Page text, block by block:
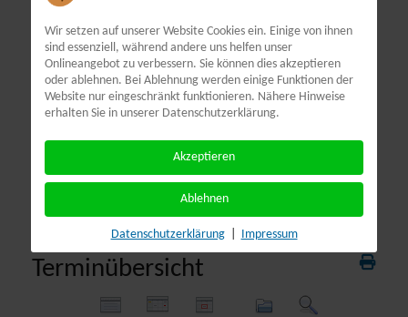
Terminübersicht
Wir setzen auf unserer Website Cookies ein. Einige von ihnen
sind essenziell, während andere uns helfen unser
Onlineangebot zu verbessern. Sie können dies akzeptieren
oder ablehnen. Bei Ablehnung werden einige Funktionen der
Website nur eingeschränkt funktionieren. Nähere Hinweise
erhalten Sie in unserer Datenschutzerklärung.
Akzeptieren
Ablehnen
Datenschutzerklärung Impressum